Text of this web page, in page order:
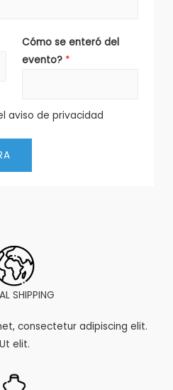
Cómo se enteró del
evento? *
aviso de privacidad
SHIPPING
consectetur adipiscing elit.
Ut elit.